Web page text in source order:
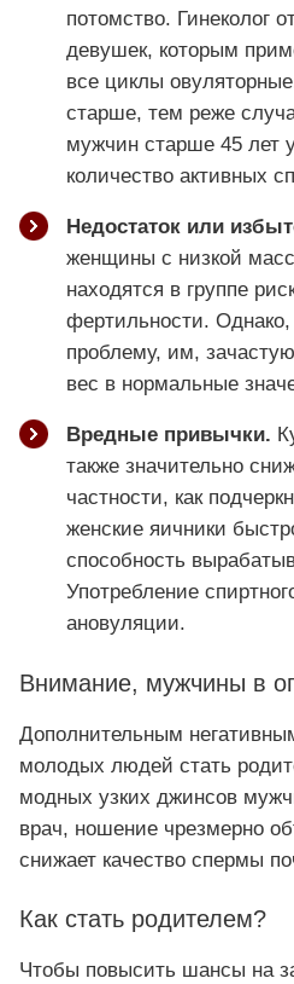
потомство. Гинеколог
девушек, которым
все циклы
старше, тем реже
мужчин старше 45 лет
количество активных
Недостаток или
женщины с низкой
находятся в группе
фертильности.
проблему, им,
вес в нормальные
Вредные привычки.
также значительно
частности, как
женские яичники
способность
Употребление
ановуляции.
Внимание, мужчины в
Дополнительным
молодых людей стать
модных узких джинсов
врач, ношение чрезмерно
снижает качество спермы
Как стать родителем?
Чтобы повысить шансы на